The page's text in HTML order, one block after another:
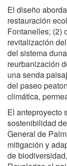
El diseño
restauración
Fontanelles; (2)
revitalización
del sistema
reurbanización
una senda
del paseo
climática,
El anteproyecto
sostenibilidad
General de
mitigación y
de